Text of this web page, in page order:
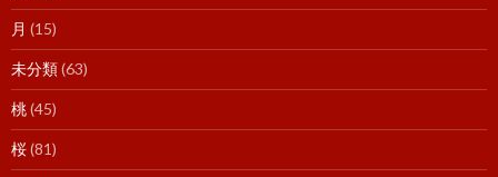
月 (15)
未分類(63)
桃(45)
桜(81)